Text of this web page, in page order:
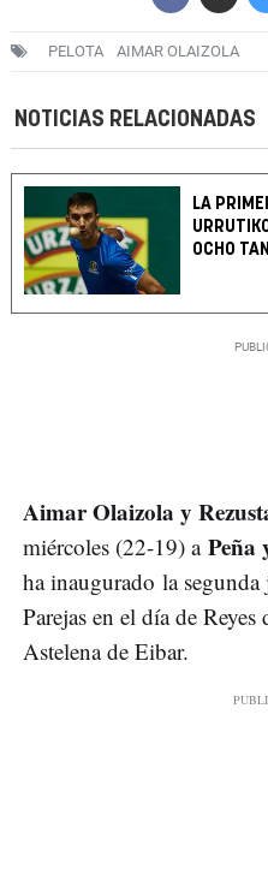
PELOTA AIMAR OLAIZOLA
NOTICIAS RELACIONADAS
LA
OCHO
Aimar Olaizola y
miércoles (22-19) aPeña
ha inaugurado la
Parejas en el día de
Astelena de Eibar.